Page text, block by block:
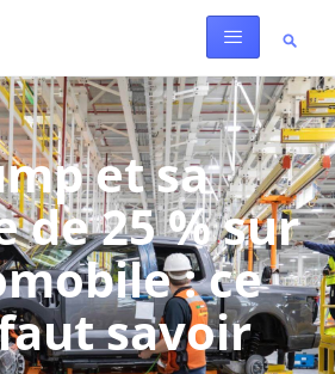
et sa
de 25 % sur
: ce
savoir